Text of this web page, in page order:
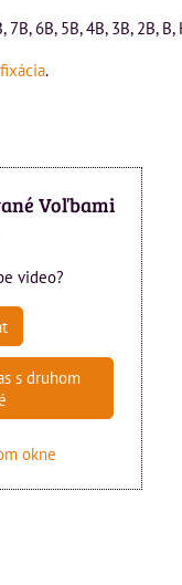
6B, 5B, 4B, 3B, 2B, B,
fixácia.
Voľbami
video?
s druhom
okne